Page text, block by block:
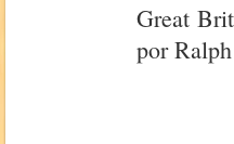
Great
por